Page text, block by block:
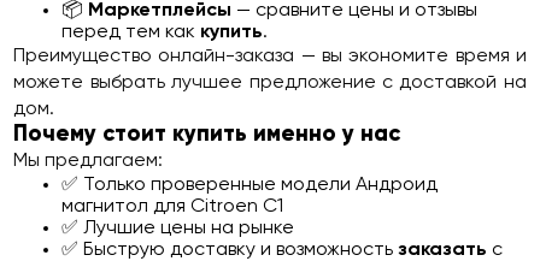
📦 Маркетплейсы — сравните цены и отзывы
перед тем как купить.
Преимущество онлайн-заказа — вы экономите время и
можете выбрать лучшее предложение с доставкой на
дом.
Почему стоит купить именно у нас
Мы предлагаем:
✅ Только проверенные модели Андроид
магнитол для Citroen C1
✅ Лучшие цены на рынке
✅ Быструю доставку и возможностьзаказать с